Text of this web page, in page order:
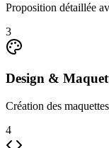
Proposition détaillée
3
Design &
Création des
4